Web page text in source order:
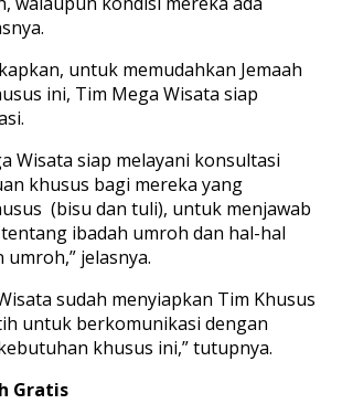
untuk memudahkan Jemaah
ini, Tim Mega Wisata siap
Wisata siap melayani konsultasi
khusus bagi mereka yang
(bisu dan tuli), untuk menjawab
ibadah umroh dan hal-hal
jelasnya.
sudah menyiapkan Tim Khusus
untuk berkomunikasi dengan
khusus ini,” tutupnya.
Gratis